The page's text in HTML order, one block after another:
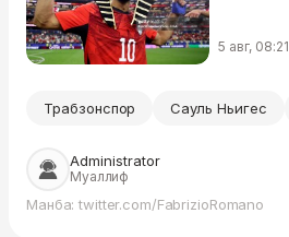
5 авг, 08:21
Трабзонспор Сауль Ньигес
Administrator
Муаллиф
Манба: twitter.com/FabrizioRomano